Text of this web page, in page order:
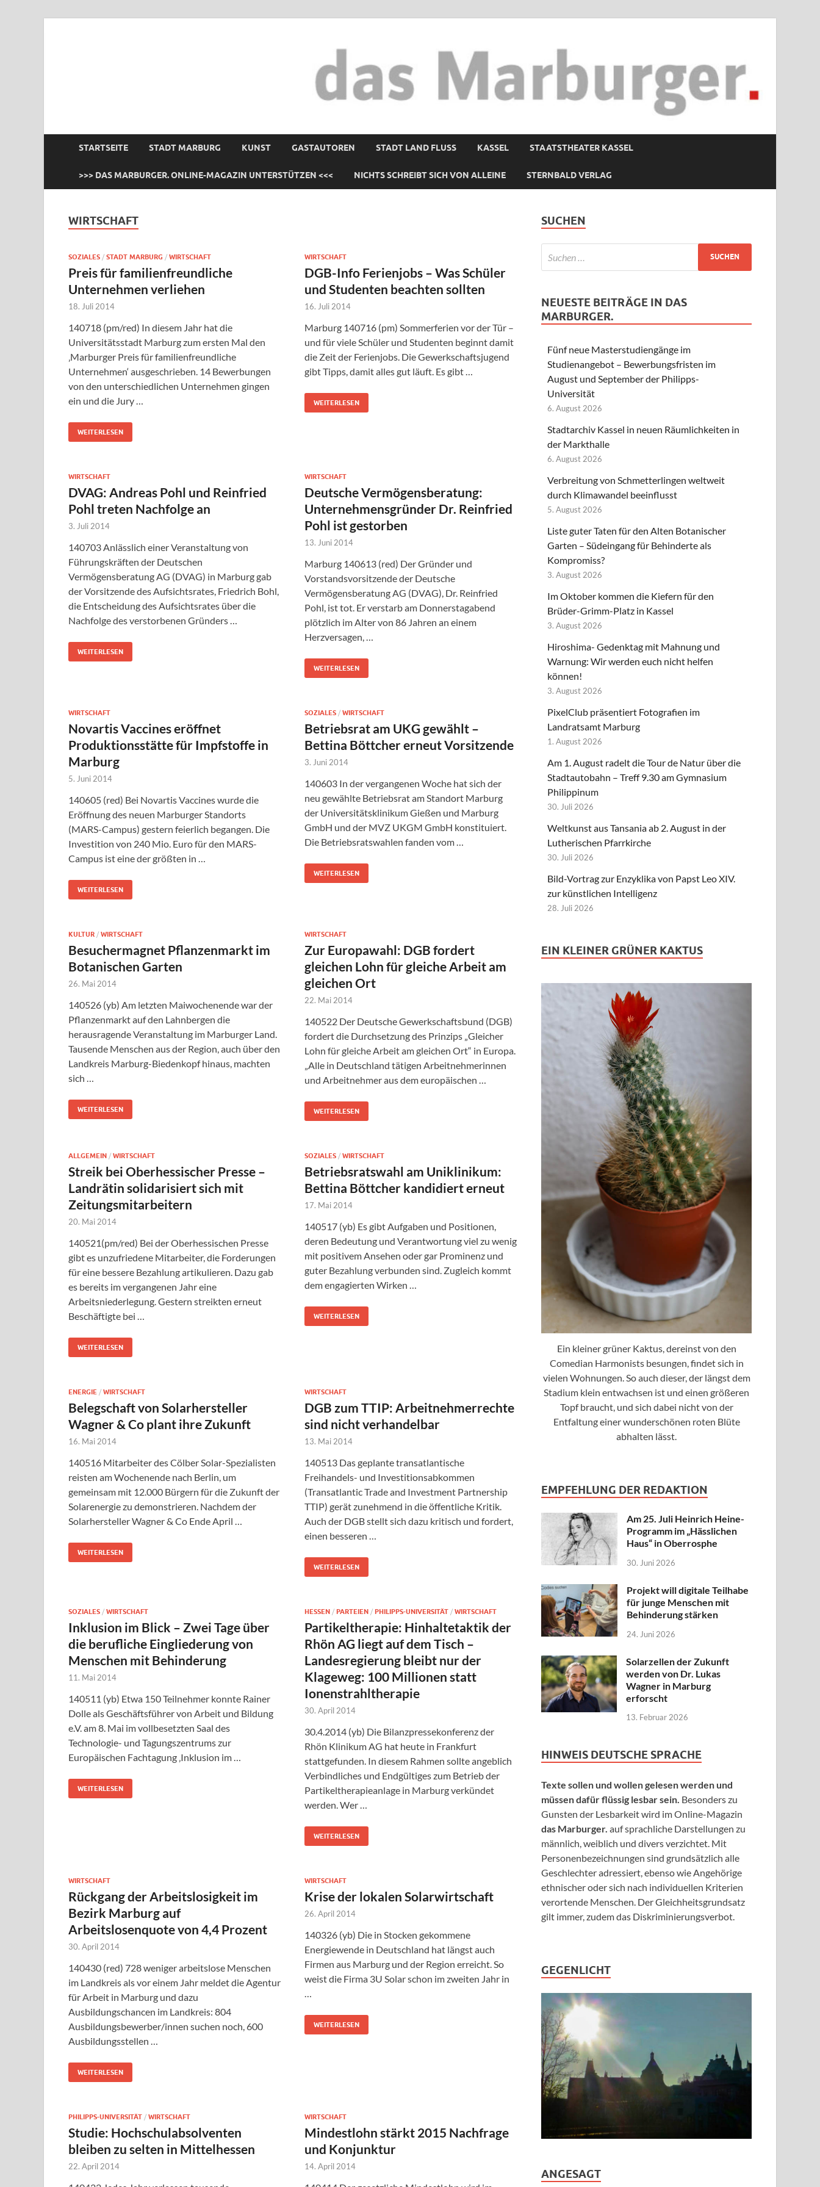
STARTSEITE STADT MARBURG KUNST GASTAUTOREN STADT LAND FLUSS KASSEL STAATSTHEATER KASSEL
>>> DAS MARBURGER. ONLINE-MAGAZIN UNTERSTÜTZEN <<< NICHTS SCHREIBT SICH VON ALLEINE STERNBALD VERLAG
WIRTSCHAFT
SOZIALES / STADT MARBURG / WIRTSCHAFT
Preis für familienfreundliche
Unternehmen verliehen
18. Juli 2014
140718 (pm/red) In diesem Jahr hat die
Universitätsstadt Marburg zum ersten Mal den
‚Marburger Preis für familienfreundliche
Unternehmen‘ ausgeschrieben. 14 Bewerbungen
von den unterschiedlichen Unternehmen gingen
ein und die Jury …
WEITERLESEN
WIRTSCHAFT
DGB-Info Ferienjobs – Was Schüler
und Studenten beachten sollten
16. Juli 2014
Marburg 140716 (pm) Sommerferien vor der Tür –
und für viele Schüler und Studenten beginnt damit
die Zeit der Ferienjobs. Die Gewerkschaftsjugend
gibt Tipps, damit alles gut läuft. Es gibt …
WEITERLESEN
WIRTSCHAFT
DVAG: Andreas Pohl und Reinfried
Pohl treten Nachfolge an
3. Juli 2014
140703 Anlässlich einer Veranstaltung von
Führungskräften der Deutschen
Vermögensberatung AG (DVAG) in Marburg gab
der Vorsitzende des Aufsichtsrates, Friedrich Bohl,
die Entscheidung des Aufsichtsrates über die
Nachfolge des verstorbenen Gründers …
WEITERLESEN
WIRTSCHAFT
Deutsche Vermögensberatung:
Unternehmensgründer Dr. Reinfried
Pohl ist gestorben
13. Juni 2014
Marburg 140613 (red) Der Gründer und
Vorstandsvorsitzende der Deutsche
Vermögensberatung AG (DVAG), Dr. Reinfried
Pohl, ist tot. Er verstarb am Donnerstagabend
plötzlich im Alter von 86 Jahren an einem
Herzversagen, …
WEITERLESEN
WIRTSCHAFT
Novartis Vaccines eröffnet
Produktionsstätte für Impfstoffe in
Marburg
5. Juni 2014
140605 (red) Bei Novartis Vaccines wurde die
Eröffnung des neuen Marburger Standorts
(MARS-Campus) gestern feierlich begangen. Die
Investition von 240 Mio. Euro für den MARS-
Campus ist eine der größten in …
WEITERLESEN
SOZIALES / WIRTSCHAFT
Betriebsrat am UKG gewählt –
Bettina Böttcher erneut Vorsitzende
3. Juni 2014
140603 In der vergangenen Woche hat sich der
neu gewählte Betriebsrat am Standort Marburg
der Universitätsklinikum Gießen und Marburg
GmbH und der MVZ UKGM GmbH konstituiert.
Die Betriebsratswahlen fanden vom …
WEITERLESEN
KULTUR / WIRTSCHAFT
Besuchermagnet Pflanzenmarkt im
Botanischen Garten
26. Mai 2014
140526 (yb) Am letzten Maiwochenende war der
Pflanzenmarkt auf den Lahnbergen die
herausragende Veranstaltung im Marburger Land.
Tausende Menschen aus der Region, auch über den
Landkreis Marburg-Biedenkopf hinaus, machten
sich …
WEITERLESEN
WIRTSCHAFT
Zur Europawahl: DGB fordert
gleichen Lohn für gleiche Arbeit am
gleichen Ort
22. Mai 2014
140522 Der Deutsche Gewerkschaftsbund (DGB)
fordert die Durchsetzung des Prinzips „Gleicher
Lohn für gleiche Arbeit am gleichen Ort“ in Europa.
„Alle in Deutschland tätigen Arbeitnehmerinnen
und Arbeitnehmer aus dem europäischen …
WEITERLESEN
ALLGEMEIN / WIRTSCHAFT
Streik bei Oberhessischer Presse –
Landrätin solidarisiert sich mit
Zeitungsmitarbeitern
20. Mai 2014
140521(pm/red) Bei der Oberhessischen Presse
gibt es unzufriedene Mitarbeiter, die Forderungen
für eine bessere Bezahlung artikulieren. Dazu gab
es bereits im vergangenen Jahr eine
Arbeitsniederlegung. Gestern streikten erneut
Beschäftigte bei …
WEITERLESEN
SOZIALES / WIRTSCHAFT
Betriebsratswahl am Uniklinikum:
Bettina Böttcher kandidiert erneut
17. Mai 2014
140517 (yb) Es gibt Aufgaben und Positionen,
deren Bedeutung und Verantwortung viel zu wenig
mit positivem Ansehen oder gar Prominenz und
guter Bezahlung verbunden sind. Zugleich kommt
dem engagierten Wirken …
WEITERLESEN
ENERGIE / WIRTSCHAFT
Belegschaft von Solarhersteller
Wagner & Co plant ihre Zukunft
16. Mai 2014
140516 Mitarbeiter des Cölber Solar-Spezialisten
reisten am Wochenende nach Berlin, um
gemeinsam mit 12.000 Bürgern für die Zukunft der
Solarenergie zu demonstrieren. Nachdem der
Solarhersteller Wagner & Co Ende April …
WEITERLESEN
WIRTSCHAFT
DGB zum TTIP: Arbeitnehmerrechte
sind nicht verhandelbar
13. Mai 2014
140513 Das geplante transatlantische
Freihandels- und Investitionsabkommen
(Transatlantic Trade and Investment Partnership
TTIP) gerät zunehmend in die öffentliche Kritik.
Auch der DGB stellt sich dazu kritisch und fordert,
einen besseren …
WEITERLESEN
SOZIALES / WIRTSCHAFT
Inklusion im Blick – Zwei Tage über
die berufliche Eingliederung von
Menschen mit Behinderung
11. Mai 2014
140511 (yb) Etwa 150 Teilnehmer konnte Rainer
Dolle als Geschäftsführer von Arbeit und Bildung
e.V. am 8. Mai im vollbesetzten Saal des
Technologie- und Tagungszentrums zur
Europäischen Fachtagung ‚Inklusion im …
WEITERLESEN
HESSEN / PARTEIEN / PHILIPPS-UNIVERSITÄT / WIRTSCHAFT
Partikeltherapie: Hinhaltetaktik der
Rhön AG liegt auf dem Tisch –
Landesregierung bleibt nur der
Klageweg: 100 Millionen statt
Ionenstrahltherapie
30. April 2014
30.4.2014 (yb) Die Bilanzpressekonferenz der
Rhön Klinikum AG hat heute in Frankfurt
stattgefunden. In diesem Rahmen sollte angeblich
Verbindliches und Endgültiges zum Betrieb der
Partikeltherapieanlage in Marburg verkündet
werden. Wer …
WEITERLESEN
WIRTSCHAFT
Rückgang der Arbeitslosigkeit im
Bezirk Marburg auf
Arbeitslosenquote von 4,4 Prozent
30. April 2014
140430 (red) 728 weniger arbeitslose Menschen
im Landkreis als vor einem Jahr meldet die Agentur
für Arbeit in Marburg und dazu
Ausbildungschancen im Landkreis: 804
Ausbildungsbewerber/innen suchen noch, 600
Ausbildungsstellen …
WEITERLESEN
WIRTSCHAFT
Krise der lokalen Solarwirtschaft
26. April 2014
140326 (yb) Die in Stocken gekommene
Energiewende in Deutschland hat längst auch
Firmen aus Marburg und der Region erreicht. So
weist die Firma 3U Solar schon im zweiten Jahr in
WEITERLESEN
PHILIPPS-UNIVERSITÄT / WIRTSCHAFT
Studie: Hochschulabsolventen
bleiben zu selten in Mittelhessen
22. April 2014
WIRTSCHAFT
Mindestlohn stärkt 2015 Nachfrage
und Konjunktur
14. April 2014
SUCHEN
NEUESTE BEITRÄGE IN DAS
MARBURGER.
Fünf neue Masterstudiengänge im
Studienangebot – Bewerbungsfristen im
August und September der Philipps-
Universität
6. August 2026
Stadtarchiv Kassel in neuen Räumlichkeiten in
der Markthalle
6. August 2026
Verbreitung von Schmetterlingen weltweit
durch Klimawandel beeinflusst
5. August 2026
Liste guter Taten für den Alten Botanischer
Garten – Südeingang für Behinderte als
Kompromiss?
3. August 2026
Im Oktober kommen die Kiefern für den
Brüder-Grimm-Platz in Kassel
3. August 2026
Hiroshima- Gedenktag mit Mahnung und
Warnung: Wir werden euch nicht helfen
können!
3. August 2026
PixelClub präsentiert Fotografien im
Landratsamt Marburg
1. August 2026
Am 1. August radelt die Tour de Natur über die
Stadtautobahn – Treff 9.30 am Gymnasium
Philippinum
30. Juli 2026
Weltkunst aus Tansania ab 2. August in der
Lutherischen Pfarrkirche
30. Juli 2026
Bild-Vortrag zur Enzyklika von Papst Leo XIV.
zur künstlichen Intelligenz
28. Juli 2026
EIN KLEINER GRÜNER KAKTUS
Ein kleiner grüner Kaktus, dereinst von den
Comedian Harmonists besungen, findet sich in
vielen Wohnungen. So auch dieser, der längst dem
Stadium klein entwachsen ist und einen größeren
Topf braucht, und sich dabei nicht von der
Entfaltung einer wunderschönen roten Blüte
abhalten lässt.
EMPFEHLUNG DER REDAKTION
Am 25. Juli Heinrich Heine-
Programm im „Hässlichen
Haus“ in Oberrosphe
30. Juni 2026
Projekt will digitale Teilhabe
für junge Menschen mit
Behinderung stärken
24. Juni 2026
Solarzellen der Zukunft
werden von Dr. Lukas
Wagner in Marburg
erforscht
13. Februar 2026
HINWEIS DEUTSCHE SPRACHE
Texte sollen und wollen gelesen werden und
müssen dafür flüssig lesbar sein. Besonders zu
Gunsten der Lesbarkeit wird im Online-Magazin
das Marburger. auf sprachliche Darstellungen zu
männlich, weiblich und divers verzichtet. Mit
Personenbezeichnungen sind grundsätzlich alle
Geschlechter adressiert, ebenso wie Angehörige
ethnischer oder sich nach individuellen Kriterien
verortende Menschen. Der Gleichheitsgrundsatz
gilt immer, zudem das Diskriminierungsverbot.
GEGENLICHT
ANGESAGT